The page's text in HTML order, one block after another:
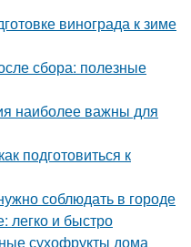
винограда к зиме
сбора: полезные
наиболее важны для
подготовиться к
соблюдать в городе
легко и быстро
сухофрукты дома